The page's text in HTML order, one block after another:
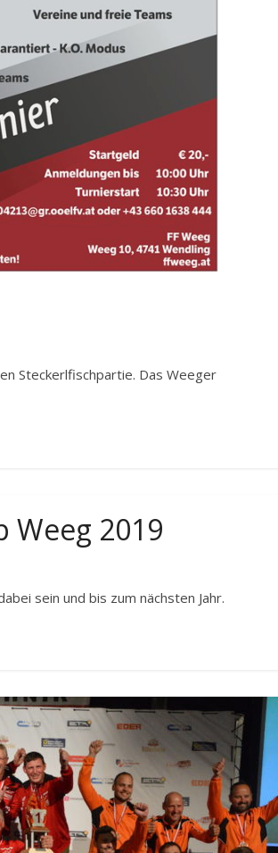
Steckerlfischpartie. Das Weeger
Weeg 2019
sein und bis zum nächsten Jahr.